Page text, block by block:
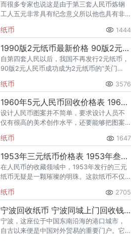
而很多专家也说这是由于第三套人民币炼钢
工人五元非常具有纪念意义所以他也具有非
纸币 1444
1990版2元纸币最新价格 90版2元纸币最新价格
自第四套人民以后，我国不再发行2元纸币，
90版2元人民币成功成为2元纸币的“关门
人民币将会成为一波不小的收藏热潮，收藏
价值来日可期。
纸币 3576
1960年5元人民币回收价格表 1960年5元人民币图片及价格
设计人民币图案并不简单，要求设计人员不
仅有很高的美术创作水平，还要能够把图案
计出来的票面既要美观协调，还要能够防
纸币 1647
1953年三元纸币价格表 1953年叁元人民币现值多少钱
在人民币的收藏领域中，1953年发行的三元
纸币无疑是一颗璀璨的明珠。这款纸币不仅
忆，因此，其价格一直备受关注。目前单张
1953年3元纸币的回收价
纸币 2705
宁波回收纸币 宁波同城上门回收钱币
宁波，这座位于中国东南沿海的港口城市，
自古以来便是中国对外贸易的重要门户。它